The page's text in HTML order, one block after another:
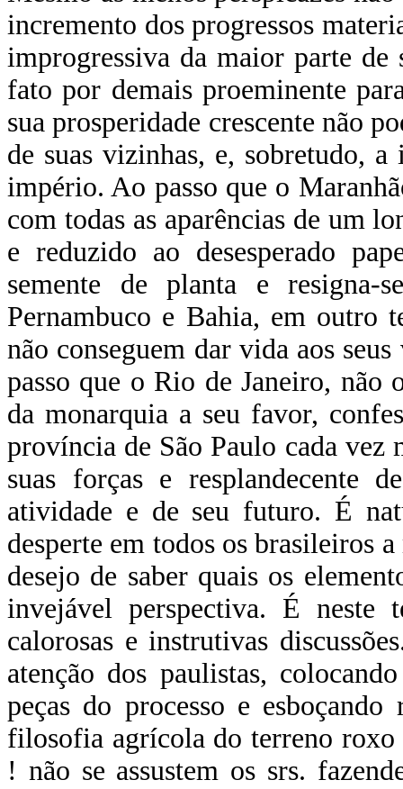
incremento dos progressos
improgressiva da maior parte de
fato por demais proeminente
sua prosperidade crescente não
de suas vizinhas, e, sobretudo,
império. Ao passo que o
com todas as aparências de um
e reduzido ao desesperado
semente de planta e resigna-
Pernambuco e Bahia, em outro
não conseguem dar vida aos
passo que o Rio de Janeiro,
da monarquia a seu favor,
província de São Paulo cada vez
suas forças e resplandecente
atividade e de seu futuro. É
desperte em todos os brasileiros
desejo de saber quais os
invejável perspectiva. É neste
calorosas e instrutivas
atenção dos paulistas,
peças do processo e
filosofia agrícola do terreno
! não se assustem os srs.